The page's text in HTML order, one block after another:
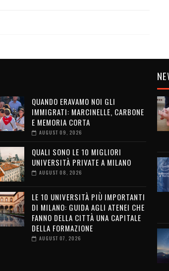
QUANDO ERAVAMO NOI GLI
IMMIGRATI: MARCINELLE, CARBONE
E MEMORIA CORTA
AUGUST 09, 2026
QUALI SONO LE 10 MIGLIORI
UNIVERSITÀ PRIVATE A MILANO
AUGUST 08, 2026
LE 10 UNIVERSITÀ PIÙ IMPORTANTI
DI MILANO: GUIDA AGLI ATENEI CHE
FANNO DELLA CITTÀ UNA CAPITALE
DELLA FORMAZIONE
AUGUST 07, 2026